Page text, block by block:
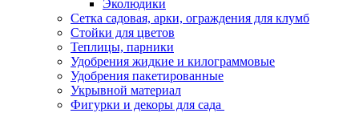
Эколюдики
Сетка садовая, арки, ограждения для клумб
Стойки для цветов
Теплицы, парники
Удобрения жидкие и килограммовые
Удобрения пакетированные
Укрывной материал
Фигурки и декоры для сада